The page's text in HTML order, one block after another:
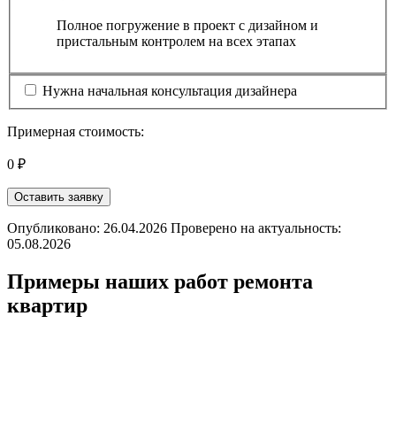
Полное погружение в проект с дизайном и
пристальным контролем на всех этапах
Нужна начальная консультация дизайнера
Примерная стоимость:
0 ₽
Оставить заявку
Опубликовано: 26.04.2026 Проверено на актуальность:
05.08.2026
Примеры наших работ ремонта
квартир